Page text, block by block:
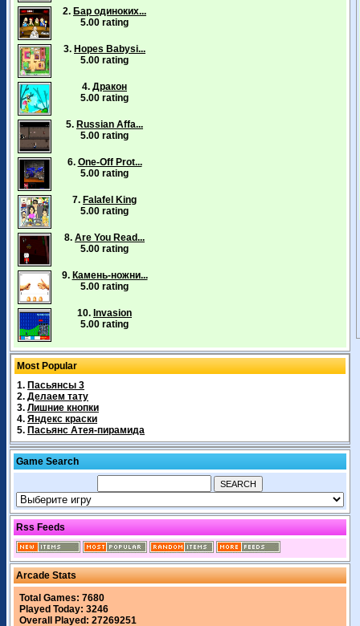
2. Бар одиноких...
5.00 rating
3. Hopes Babysi...
5.00 rating
4. Дракон
5.00 rating
5. Russian Affa...
5.00 rating
6. One-Off Prot...
5.00 rating
7. Falafel King
5.00 rating
8. Are You Read...
5.00 rating
9. Камень-ножни...
5.00 rating
10. Invasion
5.00 rating
Most Popular
1. Пасьянсы 3
2. Делаем тату
3. Лишние кнопки
4. Яндекс краски
5. Пасьянс Атея-пирамида
Game Search
Rss Feeds
Arcade Stats
Total Games: 7680
Played Today: 3246
Overall Played: 27269251